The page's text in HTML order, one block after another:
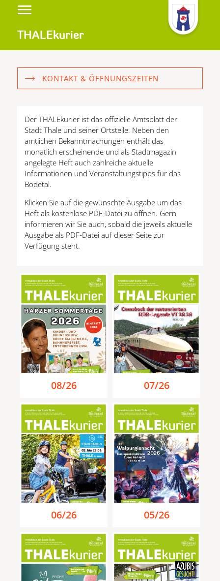
THALEkurier
KONTAKT & ÖFFNUNGSZEITEN
Der THALEkurier ist das offizielle Amtsblatt der
Stadt Thale und seiner Ortsteile. Neben den
amtlichen Bekanntmachungen enthält das
monatlich erscheinende und als Stadtmagazin
angelegte Heft auch zahlreiche aktuelle
Informationen und Veranstaltungstipps für das
Bodetal.
Klicken Sie auf die gewünschte Ausgabe um das
Heft als kostenlose PDF-Datei zu öffnen. Gern
informieren wir Sie auch, sobald die jeweils aktuelle
Ausgabe als PDF-Datei auf dieser Seite zur
Verfügung steht.
08/26 07/26
06/26 05/26